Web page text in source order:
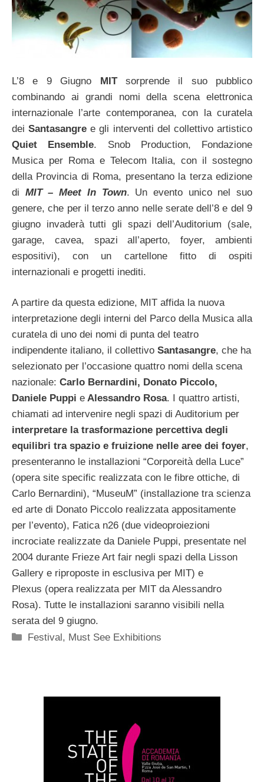
L’8 e 9 Giugno MITsorprende il suo pubblico
combinando ai grandi nomi della scena elettronica
internazionale l’arte contemporanea, con la curatela
dei Santasangre e gli interventi del collettivo artistico
Quiet Ensemble. Snob Production, Fondazione
Musica per Roma e Telecom Italia, con il sostegno
della Provincia di Roma, presentano la terza edizione
di MIT – Meet In Town. Un evento unico nel suo
genere, che per il terzo anno nelle serate dell’8 e del 9
giugno invaderà tutti gli spazi dell’Auditorium (sale,
garage, cavea, spazi all’aperto, foyer, ambienti
espositivi), con un cartellone fitto di ospiti
internazionali e progetti inediti.
A partire da questa edizione, MIT affida la nuova
interpretazione degli interni del Parco della Musica alla
curatela di uno dei nomi di punta del teatro
indipendente italiano, il collettivo Santasangre, che ha
selezionato per l’occasione quattro nomi della scena
nazionale: Carlo Bernardini, Donato Piccolo,
Daniele Puppi e Alessandro Rosa. I quattro artisti,
chiamati ad intervenire negli spazi di Auditorium per
interpretare la trasformazione percettiva degli
equilibri tra spazio e fruizione nelle aree dei foyer,
presenteranno le installazioni “Corporeità della Luce”
(opera site specific realizzata con le fibre ottiche, di
Carlo Bernardini), “MuseuM” (installazione tra scienza
ed arte di Donato Piccolo realizzata appositamente
per l’evento), Fatica n26 (due videoproiezioni
incrociate realizzate da Daniele Puppi, presentate nel
2004 durante Frieze Art fair negli spazi della Lisson
Gallery e riproposte in esclusiva per MIT) e
Plexus (opera realizzata per MIT da Alessandro
Rosa). Tutte le installazioni saranno visibili nella
serata del 9 giugno.
Categorie
Festival , Must See Exhibitions